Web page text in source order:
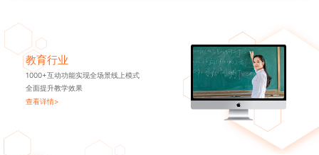
教育行业
1000+互动功能实现全场景线上模式
全面提升教学效果
查看详情>